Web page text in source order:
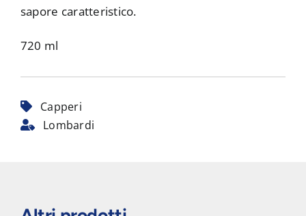
sapore caratteristico.
720 ml
Capperi
Lombardi